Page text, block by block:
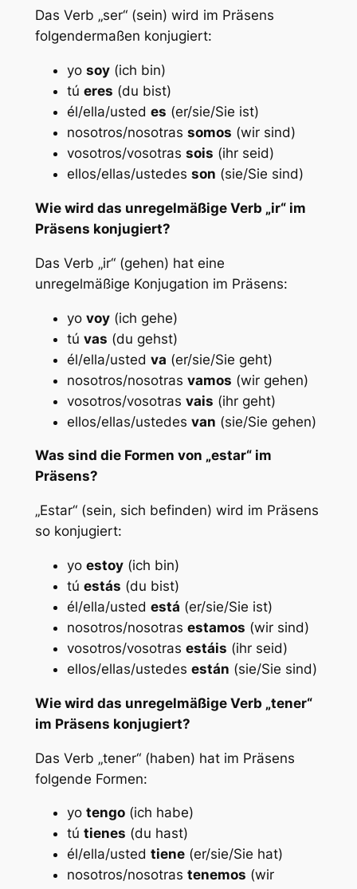
Das Verb „ser“ (sein) wird im Präsens
folgendermaßen konjugiert:
yo soy(ich bin)
tú eres (du bist)
él/ella/usted es (er/sie/Sie ist)
nosotros/nosotras somos (wir sind)
vosotros/vosotras sois (ihr seid)
ellos/ellas/ustedes son (sie/Sie sind)
Wie wird das unregelmäßige Verb „ir“ im
Präsens konjugiert?
Das Verb „ir“ (gehen) hat eine
unregelmäßige Konjugation im Präsens:
yo voy(ich gehe)
tú vas (du gehst)
él/ella/usted va (er/sie/Sie geht)
nosotros/nosotras vamos (wir gehen)
vosotros/vosotras vais (ihr geht)
ellos/ellas/ustedes van (sie/Sie gehen)
Was sind die Formen von „estar“ im
Präsens?
„Estar“ (sein, sich befinden) wird im Präsens
so konjugiert:
yo estoy(ich bin)
tú estás (du bist)
él/ella/usted está (er/sie/Sie ist)
nosotros/nosotras estamos (wir sind)
vosotros/vosotras estáis (ihr seid)
ellos/ellas/ustedes están (sie/Sie sind)
Wie wird das unregelmäßige Verb „tener“
im Präsens konjugiert?
Das Verb „tener“ (haben) hat im Präsens
folgende Formen:
yo tengo(ich habe)
tú tienes (du hast)
él/ella/usted tiene(er/sie/Sie hat)
nosotros/nosotras tenemos (wir